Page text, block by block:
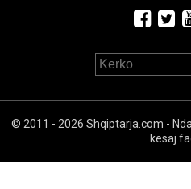
© 2011 - 2026 Shqiptarja.com -
kesaj